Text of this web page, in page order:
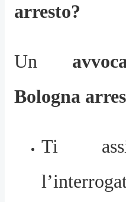
arresto?
Un
Bologna
Ti